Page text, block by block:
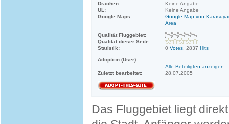
Drachen:
Keine Angabe
UL:
Keine Angabe
Google Maps:
Google Map von
Area
Qualität Fluggebiet:
Qualität dieser Seite:
Statistik:
0 Votes , 2837 Hits
Adoption (User):
-
Alle Beteiligten anzeigen
Zuletzt bearbeitet:
28.07.2005
Das Fluggebiet liegt